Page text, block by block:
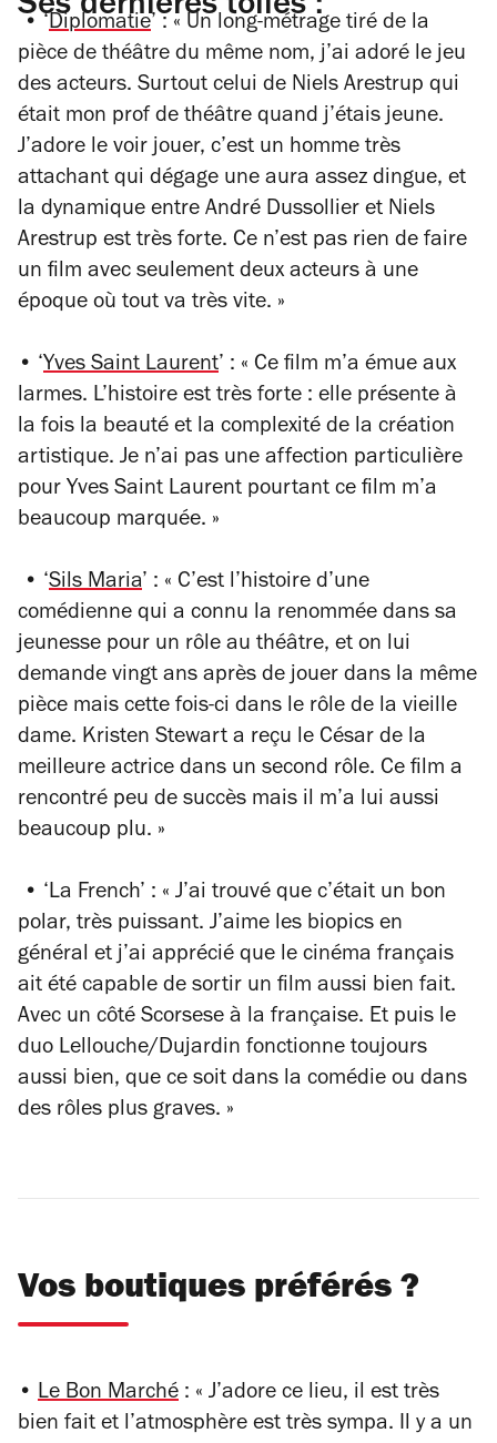
Ses dernières toiles :
• ‘ Diplomatie’ : « Un long-métrage tiré de la
pièce de théâtre du même nom, j’ai adoré le jeu
des acteurs. Surtout celui de Niels Arestrup qui
était mon prof de théâtre quand j’étais jeune.
J’adore le voir jouer, c’est un homme très
attachant qui dégage une aura assez dingue, et
la dynamique entre André Dussollier et Niels
Arestrup est très forte. Ce n’est pas rien de faire
un film avec seulement deux acteurs à une
époque où tout va très vite. »
• ‘ Yves Saint Laurent’ : « Ce film m’a émue aux
larmes. L’histoire est très forte : elle présente à
la fois la beauté et la complexité de la création
artistique. Je n’ai pas une affection particulière
pour Yves Saint Laurent pourtant ce film m’a
beaucoup marquée. »
• ‘ Sils Maria’ : « C’est l’histoire d’une
comédienne qui a connu la renommée dans sa
jeunesse pour un rôle au théâtre, et on lui
demande vingt ans après de jouer dans la même
pièce mais cette fois-ci dans le rôle de la vieille
dame. Kristen Stewart a reçu le César de la
meilleure actrice dans un second rôle. Ce film a
rencontré peu de succès mais il m’a lui aussi
beaucoup plu. »
• ‘La French’ : « J’ai trouvé que c’était un bon
polar, très puissant. J’aime les biopics en
général et j’ai apprécié que le cinéma français
ait été capable de sortir un film aussi bien fait.
Avec un côté Scorsese à la française. Et puis le
duo Lellouche/Dujardin fonctionne toujours
aussi bien, que ce soit dans la comédie ou dans
des rôles plus graves. »
Vos boutiques préférés ?
• Le Bon Marché : « J’adore ce lieu, il est très
bien fait et l’atmosphère est très sympa. Il y a un